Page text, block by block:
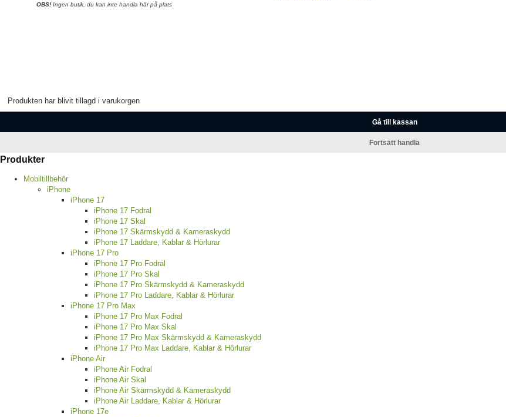
OBS! Ingen butik, du kan inte handla här på plats
Produkten har blivit tillagd i varukorgen
Gå till kassan
Fortsätt handla
Produkter
Mobiltillbehör
iPhone
iPhone 17
iPhone 17 Fodral
iPhone 17 Skal
iPhone 17 Skärmskydd & Kameraskydd
iPhone 17 Laddare, Kablar & Hörlurar
iPhone 17 Pro
iPhone 17 Pro Fodral
iPhone 17 Pro Skal
iPhone 17 Pro Skärmskydd & Kameraskydd
iPhone 17 Pro Laddare, Kablar & Hörlurar
iPhone 17 Pro Max
iPhone 17 Pro Max Fodral
iPhone 17 Pro Max Skal
iPhone 17 Pro Max Skärmskydd & Kameraskydd
iPhone 17 Pro Max Laddare, Kablar & Hörlurar
iPhone Air
iPhone Air Fodral
iPhone Air Skal
iPhone Air Skärmskydd & Kameraskydd
iPhone Air Laddare, Kablar & Hörlurar
iPhone 17e